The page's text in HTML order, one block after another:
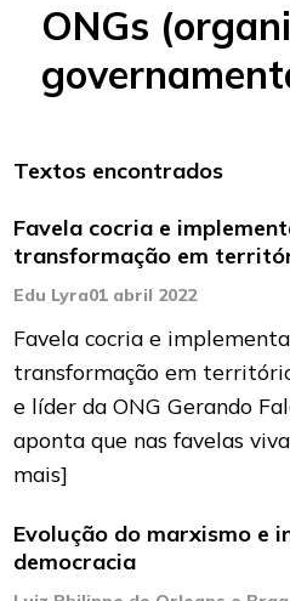
ONGs
Textos encontrados
Favela cocria e
transformação em
Edu Lyra01 abril 2022
Favela cocria e
transformação em
e líder da ONG Gerando
aponta que nas favelas
mais]
Evolução do marxismo e
democracia